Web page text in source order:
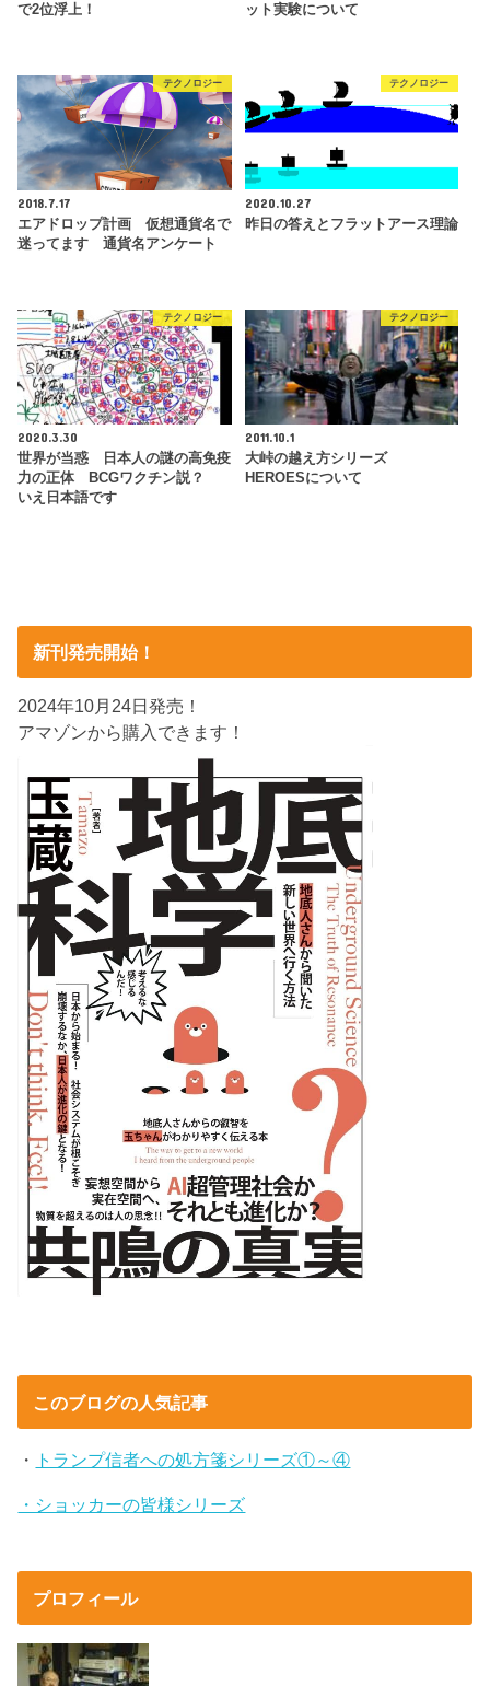
で2位浮上！
ット実験について
テクノロジー
2018.7.17
エアドロップ計画 仮想通貨名で
迷ってます 通貨名アンケート
テクノロジー
2020.10.27
昨日の答えとフラットアース理論
テクノロジー
2020.3.30
世界が当惑 日本人の謎の高免疫
力の正体 BCGワクチン説？
いえ日本語です
テクノロジー
2011.10.1
大峠の越え方シリーズ
HEROESについて
新刊発売開始！
2024年10月24日発売！
アマゾンから購入できます！
このブログの人気記事
・ トランプ信者への処方箋シリーズ①～④
・ショッカーの皆様シリーズ
プロフィール